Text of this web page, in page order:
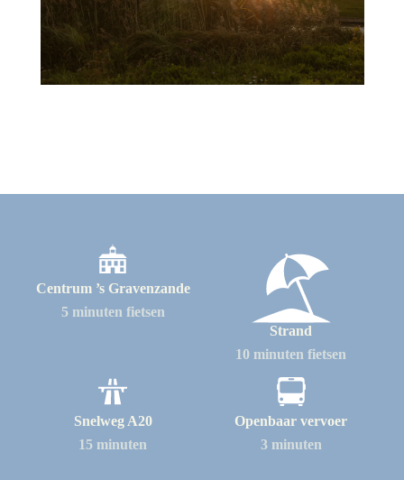
Centrum ’s Gravenzande
5 minuten fietsen
Strand
10 minuten fietsen
Snelweg A20
15 minuten
Openbaar vervoer
3 minuten